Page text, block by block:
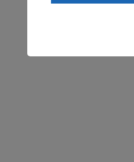
einem nach
Risiko eines Zugriffs